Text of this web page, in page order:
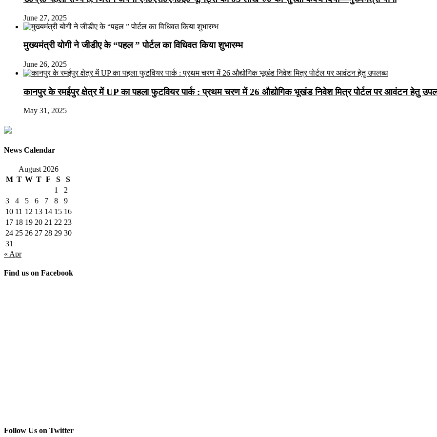
June 27, 2025
मुख्यमंत्री योगी ने जीडीए के “पहल ” पोर्टल का विधिवत किया शुभारम्भ
June 26, 2025
कानपुर के रमईपुर क्षेत्र में UP का पहला फुटवियर पार्क : प्रथम चरण में 26 औद्योगिक भूखंड निवेश मित्र पोर्टल पर आवंटन हेतु
May 31, 2025
News Calendar
August 2026
M T W T F S
S
1
2
3
4 5 6 7 8
9
10 11 12 13 14 15 16
17 18 19 20 21 22 23
24 25 26 27 28 29 30
31
« Apr
Find us on Facebook
Follow Us on Twitter